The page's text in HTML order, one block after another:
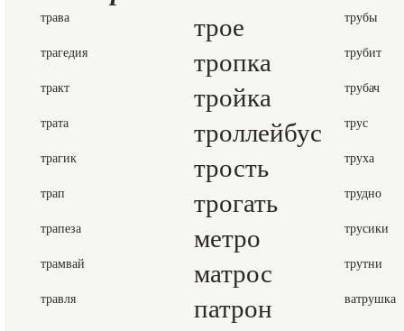
трава трое трубы
трагедия тропка трубит
тракт тройка трубач
трата троллейбус трус
трагик трость труха
трап трогать трудно
трапеза метро трусики
трамвай матрос трутни
травля патрон ватрушка